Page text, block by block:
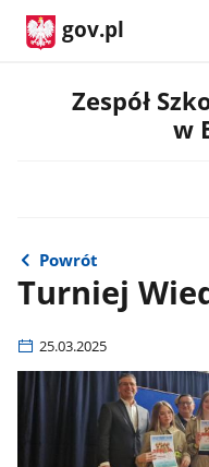
gov.pl
Zespół
w
Powrót
Turniej
25.03.2025